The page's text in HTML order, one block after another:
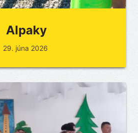
Alpaky
29. júna 2026